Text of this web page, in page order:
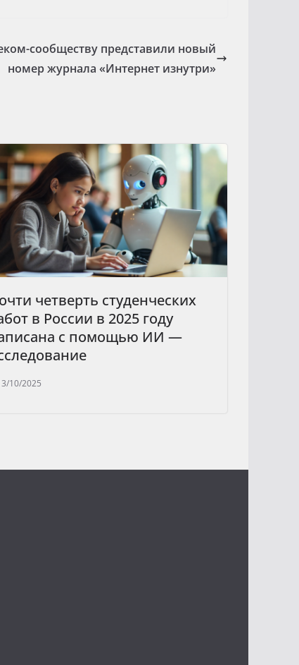
сообществу представили новый
номер журнала «Интернет изнутри»
четверть студенческих
в России в 2025 году
с помощью ИИ —
10/2025